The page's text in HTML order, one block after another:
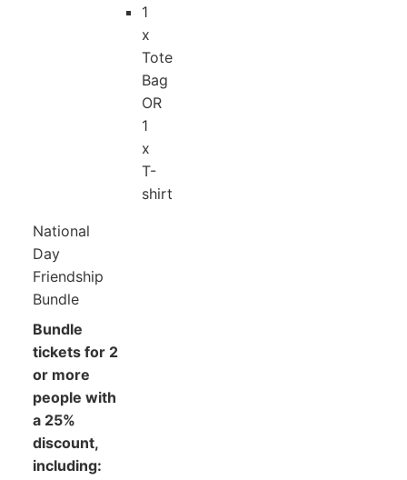
1
x
Tote
Bag
OR
1
x
T-
shirt
National
Day
Friendship
Bundle
Bundle
tickets for 2
or more
people with
a 25%
discount,
including: